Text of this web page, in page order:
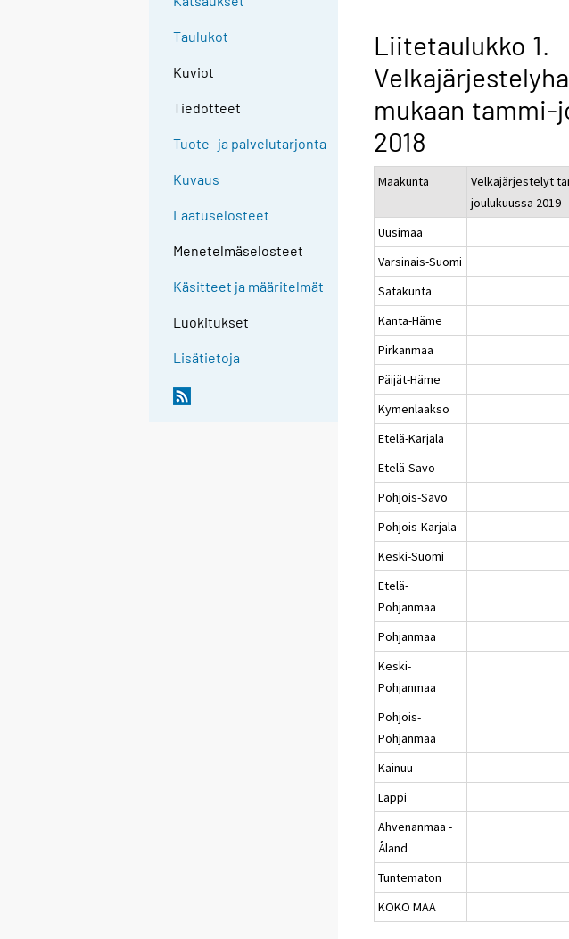
Taulukot
Kuviot
Tiedotteet
Tuote- ja palvelutarjonta
Kuvaus
Laatuselosteet
Menetelmäselosteet
Käsitteet ja määritelmät
Luokitukset
Lisätietoja
Liitetaulukko 1.
mukaan tammi-
2018
Maakunta
Velkajärjestelyt
joulukuussa 2019
Uusimaa
Varsinais-Suomi
Satakunta
Kanta-Häme
Pirkanmaa
Päijät-Häme
Kymenlaakso
Etelä-Karjala
Etelä-Savo
Pohjois-Savo
Pohjois-Karjala
Keski-Suomi
Etelä-
Pohjanmaa
Pohjanmaa
Keski-
Pohjanmaa
Pohjois-
Pohjanmaa
Kainuu
Lappi
Ahvenanmaa -
Åland
Tuntematon
KOKO MAA